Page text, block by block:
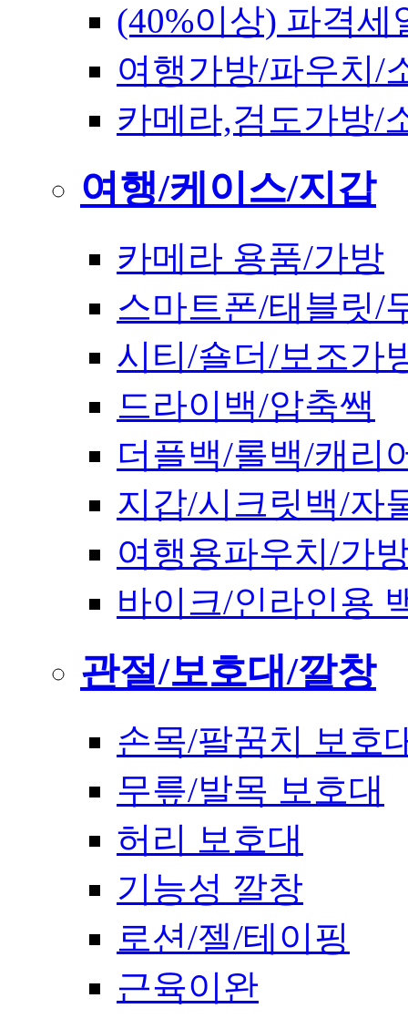
(40%이상) 파격세
여행가방/파우치/
카메라,검도가방/
여행/케이스/지갑
카메라 용품/가방
스마트폰/태블릿/
시티/숄더/보조가
드라이백/압축쌕
더플백/롤백/캐리
지갑/시크릿백/자
여행용파우치/가
바이크/인라인용
관절/보호대/깔창
손목/팔꿈치 보호
무릎/발목 보호대
허리 보호대
기능성 깔창
로션/젤/테이핑
근육이완